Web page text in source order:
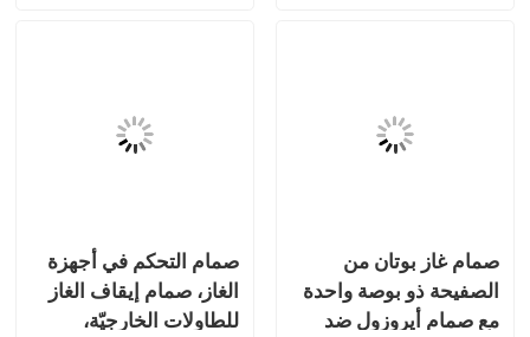
أشرطة فيديو
جولة في المعمل
صمام غاز بوتان من
الصفيحة ذو بوصة واحدة
مع صمام أيروزول ضد
صمام التحكم في أجهزة
الغاز، صمام إيقاف الغاز
للطاولات الخارجيّة،